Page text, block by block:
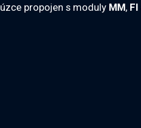
úzce propojen s moduly MM, FI